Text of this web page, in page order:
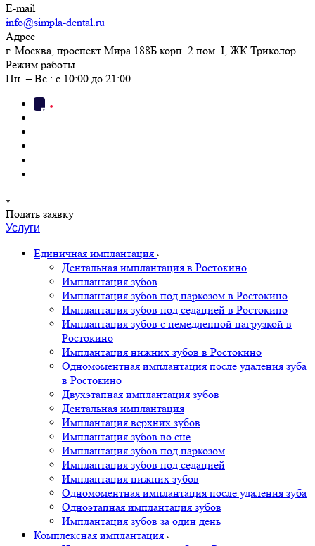
E-mail
info@simpla-dental.ru
Адрес
г. Москва, проспект Мира 188Б корп. 2 пом. I, ЖК Триколор
Режим работы
Пн. – Вс.: с 10:00 до 21:00
Подать заявку
Услуги
Единичная имплантация
Дентальная имплантация в Ростокино
Имплантация зубов
Имплантация зубов под наркозом в Ростокино
Имплантация зубов под седацией в Ростокино
Имплантация зубов с немедленной нагрузкой в
Ростокино
Имплантация нижних зубов в Ростокино
Одномоментная имплантация после удаления зуба
в Ростокино
Двухэтапная имплантация зубов
Дентальная имплантация
Имплантация верхних зубов
Имплантация зубов во сне
Имплантация зубов под наркозом
Имплантация зубов под седацией
Имплантация нижних зубов
Одномоментная имплантация после удаления зуба
Одноэтапная имплантация зубов
Имплантация зубов за один день
Комплексная имплантация